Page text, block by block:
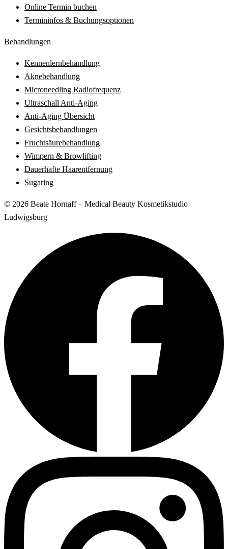
Online Termin buchen
Termininfos & Buchungsoptionen
Behandlungen
Kennenlernbehandlung
Aknebehandlung
Microneedling Radiofrequenz
Ultraschall Anti-Aging
Anti-Aging Übersicht
Gesichtsbehandlungen
Fruchtsäurebehandlung
Wimpern & Browlifting
Dauerhafte Haarentfernung
Sugaring
© 2026 Beate Hornaff – Medical Beauty Kosmetikstudio
Ludwigsburg